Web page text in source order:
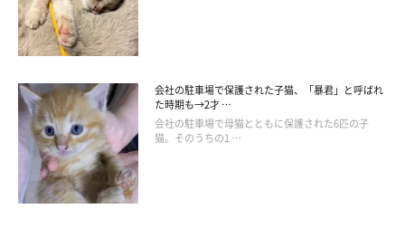
会社の駐車場で保護された子猫、「暴君」と呼ばれ
た時期も→2才 …
会社の駐車場で母猫とともに保護された6匹の子
猫。そのうちの1 …